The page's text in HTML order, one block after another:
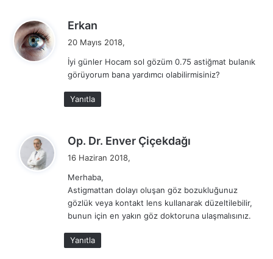
Erkan
i
k
i
:
20 Mayıs 2018,
İyi günler Hocam sol gözüm 0.75 astiğmat bulanık
görüyorum bana yardımcı olabilirmisiniz?
Yanıtla
Op. Dr. Enver Çiçekdağı
k
i
16 Haziran 2018,
Merhaba,
Astigmattan dolayı oluşan göz bozukluğunuz
gözlük veya kontakt lens kullanarak düzeltilebilir,
bunun için en yakın göz doktoruna ulaşmalısınız.
Yanıtla